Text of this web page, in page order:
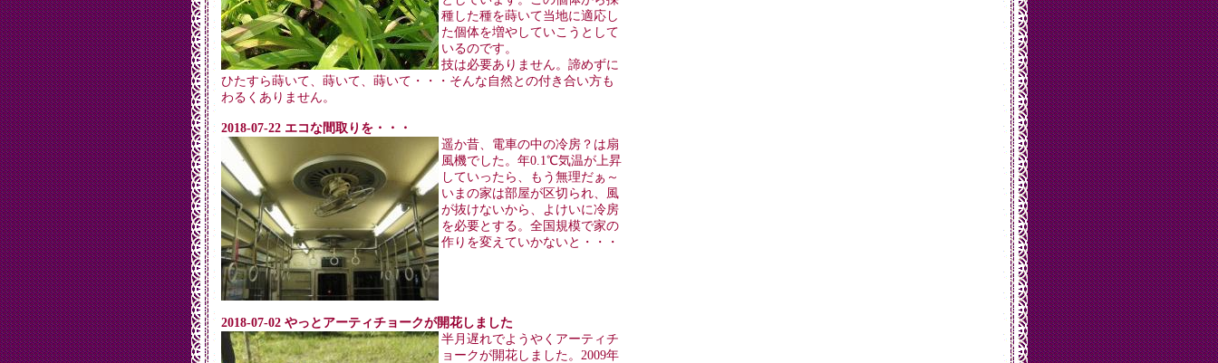
種した種を蒔いて当地に適応し
た個体を増やしていこうとして
いるのです。
技は必要ありません。諦めずに
ひたすら蒔いて、蒔いて、蒔いて・・・そんな自然との付き合い方も
わるくありません。
2018-07-22 エコな間取りを・・・
遥か昔、電車の中の冷房？は扇
風機でした。年0.1℃気温が上昇
していったら、もう無理だぁ～
いまの家は部屋が区切られ、風
が抜けないから、よけいに冷房
を必要とする。全国規模で家の
作りを変えていかないと・・・
2018-07-02 やっとアーティチョークが開花しました
半月遅れでようやくアーティチ
ョークが開花しました。2009年